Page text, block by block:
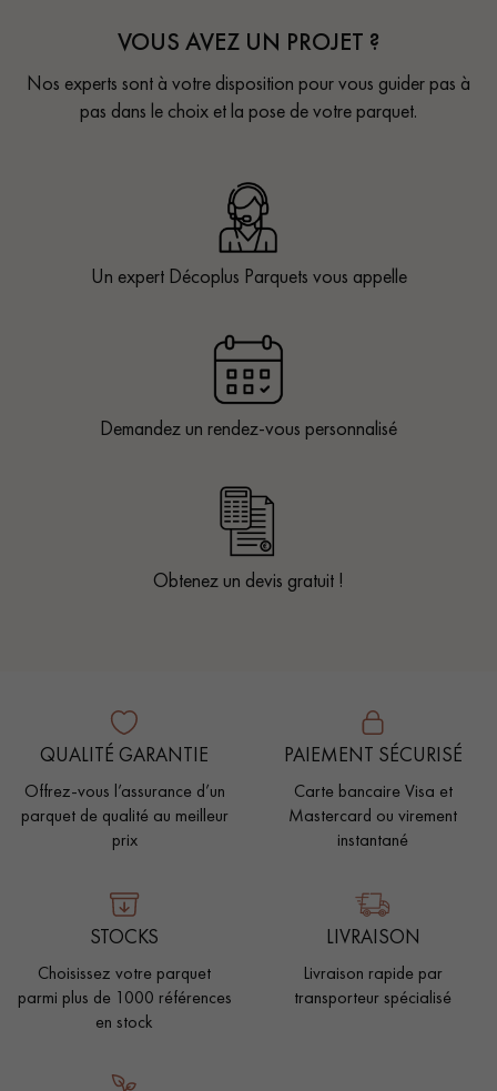
VOUS AVEZ UN PROJET ?
Nos experts sont à votre disposition pour vous guider pas à
pas dans le choix et la pose de votre parquet.
Un expert Décoplus Parquets vous appelle
Demandez un rendez-vous personnalisé
Obtenez un devis gratuit !
QUALITÉ GARANTIE
Offrez-vous l’assurance d’un
parquet de qualité au meilleur
prix
PAIEMENT SÉCURISÉ
Carte bancaire Visa et
Mastercard ou virement
instantané
STOCKS
Choisissez votre parquet
parmi plus de 1000 références
en stock
LIVRAISON
Livraison rapide par
transporteur spécialisé